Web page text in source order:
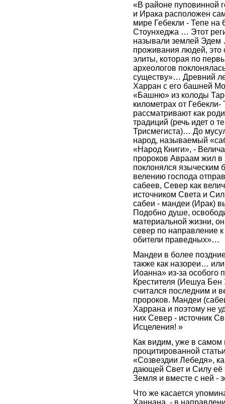
«В районе пуповинной
и Ирака расположен
мире Гебекли - Тепе на
Стоунхеджа … Этот
называли землей Эдем
проживания людей, это
элиты, которая по
археологов
существу»… Древний
Харран с его башней
«Башню» из колоды
километрах от
рассматривают как
традиций (речь идет о
Трисмегиста)… До
народ, называемый
«Народ Книги», -
пророков Авраам жил в
поклонялся языческим
велению господа
сабеев, Север как
источником Света и
сабеи - мандеи (Ирак)
Подобно душе,
материальной жизни,
север по направление
обители праведных»…
Мандеи в более
также как назореи…
Иоанна» из-за особого
Крестителя (Иешуа Бен
считался последним и
пророков. Мандеи
Харрана и поэтому не
них Север - источник
Исцеления! »
Как видим, уже в самом
процитированной
«Созвездии Лебедя»,
дающей Свет и Силу её
Земля и вместе с ней -
Что же касается
Ханнана, - в